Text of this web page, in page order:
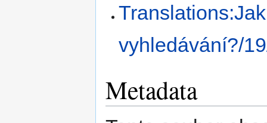
vyhledávání?/
Metadata